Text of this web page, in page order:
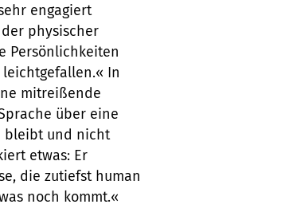
engagiert
physischer
Persönlichkeiten
In
mitreißende
über eine
bleibt und nicht
etwas: Er
die zutiefst human
noch kommt.«